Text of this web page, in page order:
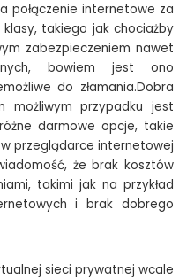
połączenie internetowe za
takiego jak chociażby
zabezpieczeniem nawet
bowiem jest ono
do złamania.Dobra
możliwym przypadku jest
darmowe opcje, takie
w przeglądarce internetowej
że brak kosztów
takimi jak na przykład
i brak dobrego
sieci prywatnej wcale